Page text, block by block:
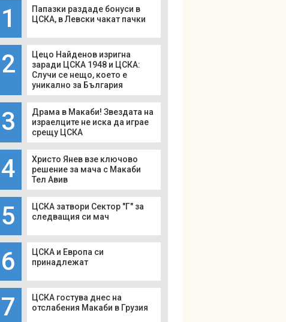
1
Папазки раздаде бонуси в
ЦСКА, в Левски чакат пачки
2
Цецо Найденов изригна
заради ЦСКА 1948 и ЦСКА:
Случи се нещо, което е
уникално за България
3
Драма в Макаби! Звездата на
израелците не иска да играе
срещу ЦСКА
4
Христо Янев взе ключово
решение за мача с Макаби
Тел Авив
5
ЦСКА затвори Сектор "Г" за
следващия си мач
6
ЦСКА и Европа си
принадлежат
7
ЦСКА гостува днес на
отслабения Макаби в Грузия